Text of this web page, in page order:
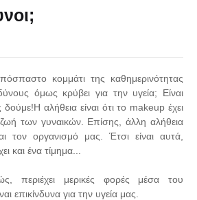
κομμάτι της καθημερινότητας
όμως κρύβει για την υγεία; Είναι
αλήθεια είναι ότι το makeup έχει
των γυναικών. Επίσης, άλλη αλήθεια
τον οργανισμό μας. Έτσι είναι αυτά,
και ένα τίμημα...
περιέχει μερικές φορές μέσα του
επικίνδυνα για την υγεία μας.